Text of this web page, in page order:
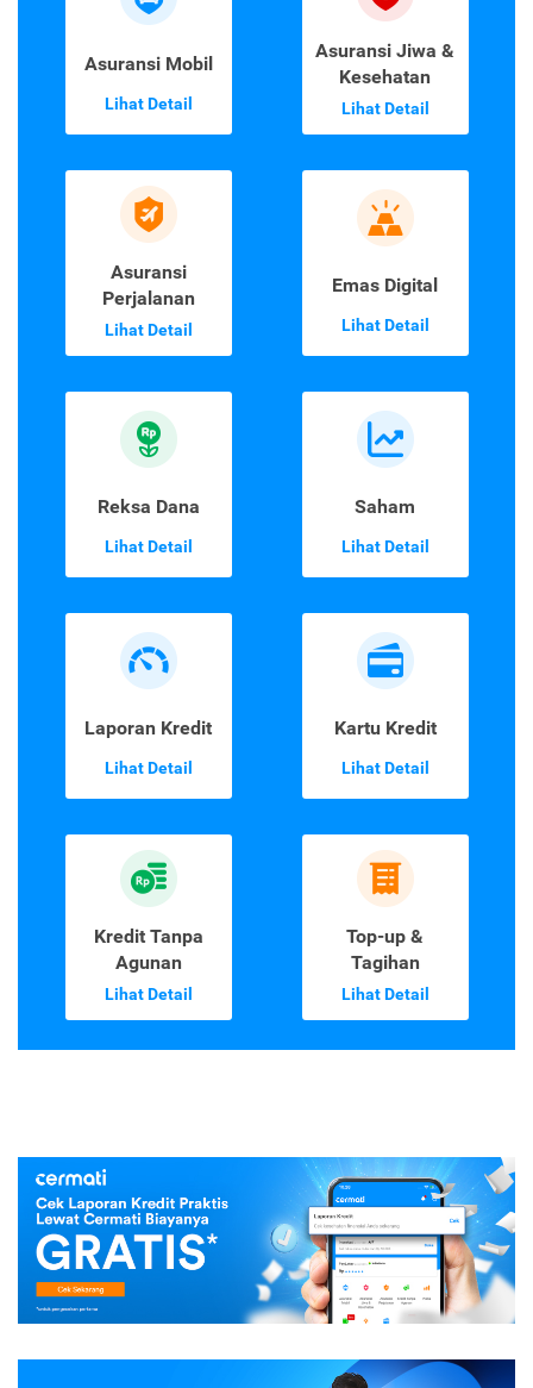
Asuransi Mobil
Lihat Detail
Asuransi Jiwa &
Kesehatan
Lihat Detail
Asuransi
Perjalanan
Lihat Detail
Emas Digital
Lihat Detail
Reksa Dana
Lihat Detail
Saham
Lihat Detail
Laporan Kredit
Lihat Detail
Kartu Kredit
Lihat Detail
Kredit Tanpa
Agunan
Lihat Detail
Top-up &
Tagihan
Lihat Detail